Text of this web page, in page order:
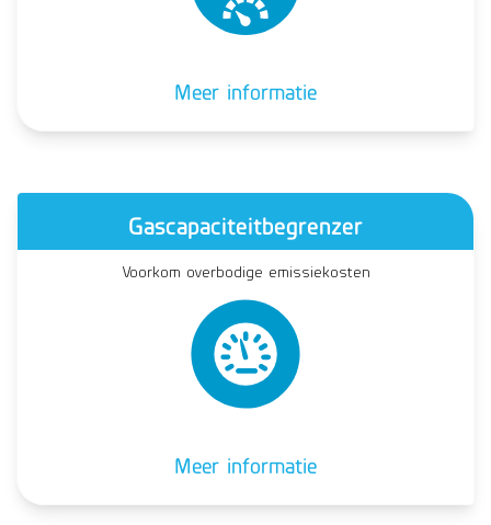
Meer informatie
Gascapaciteitbegrenzer
Voorkom overbodige emissiekosten
Meer informatie